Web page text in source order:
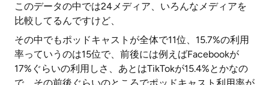
このデータの中では24メディア、いろんなメディアを
比較してるんですけど、
その中でもポッドキャストが全体で11位、15.7%の利用
率っていうのは15位で、前後には例えばFacebookが
17%ぐらいの利用しさ、あとはTikTokが15.4%とかなの